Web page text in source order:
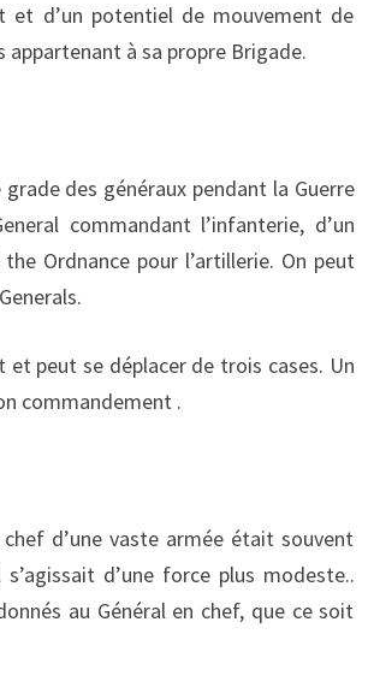
et d’un potentiel de mouvement de
appartenant à sa propre Brigade.
des généraux pendant la Guerre
commandant l’infanterie, d’un
Ordnancepour l’artillerie. On peut
.
et peut se déplacer de trois cases. Un
commandement .
d’une vaste armée était souvent
d’une force plus modeste..
au Général en chef, que ce soit